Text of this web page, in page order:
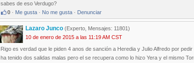
sabes de eso Verdugo?
0 · Me gusta · No me gusta · Denunciar
Lazaro Junco (Experto, Mensajes: 11801)
10 de enero de 2015 a las 11:19 AM CST
Rigo es verdad que le piden 4 anos de sanción a Heredia y Julio Alfredo por
ha tenido dos salidas malas pero el se recupera como lo hizo Yera y el mismo